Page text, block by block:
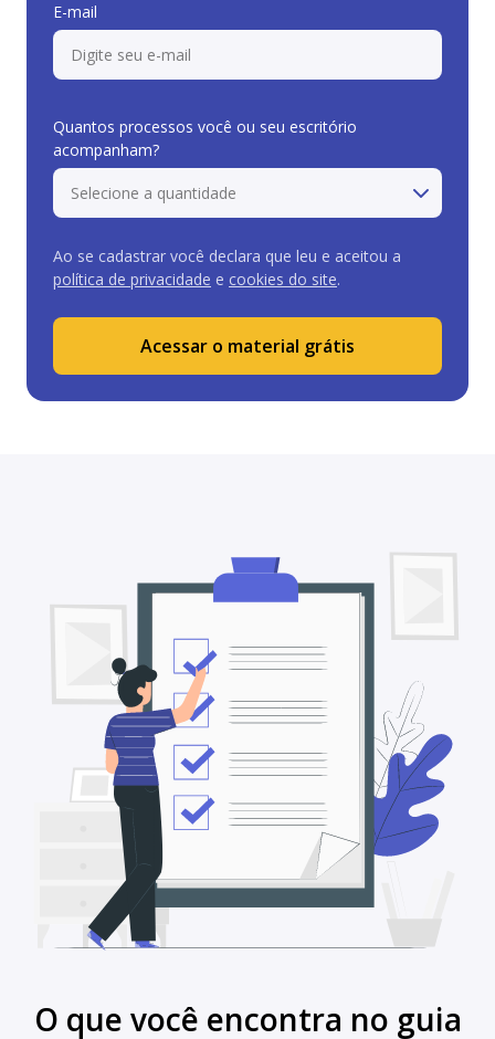
E-mail
Quantos processos você ou seu escritório
acompanham?
Ao se cadastrar você declara que leu e aceitou a
política de privacidade e cookies do site.
Acessar o material grátis
O que você encontra no guia